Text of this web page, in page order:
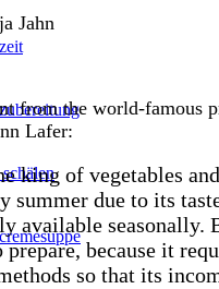
Jahn
from the world-famous
Lafer:
king of vegetables
summer due to its
available seasonally.
because it
so that its